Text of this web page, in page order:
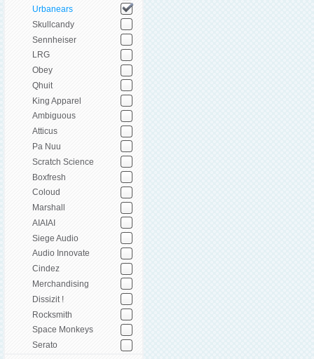
Urbanears
Skullcandy
Sennheiser
LRG
Obey
Qhuit
King Apparel
Ambiguous
Atticus
Pa Nuu
Scratch Science
Boxfresh
Coloud
Marshall
AIAIAI
Siege Audio
Audio Innovate
Cindez
Merchandising
Dissizit !
Rocksmith
Space Monkeys
Serato